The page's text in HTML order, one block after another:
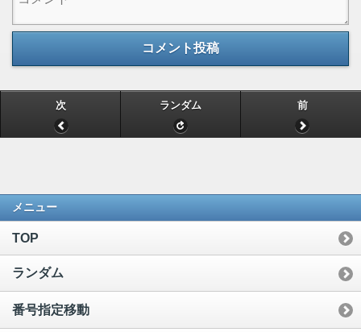
コメント投稿
次 ランダム 前
メニュー
TOP
ランダム
番号指定移動